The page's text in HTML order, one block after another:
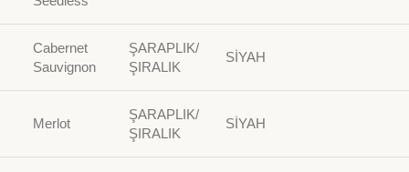
Cabernet
Sauvignon
ŞARAPLIK/
ŞIRALIK
SİYAH
Merlot
ŞARAPLIK/
ŞIRALIK
SİYAH